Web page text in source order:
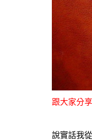
跟大家分
說實話我